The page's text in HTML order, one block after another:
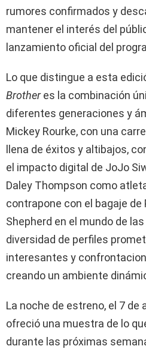
rumores confirmados y
mantener el interés del
lanzamiento oficial del
Lo que distingue a esta
Brotheres la combinación
diferentes generaciones y
Mickey Rourke, con una
llena de éxitos y altibajos,
el impacto digital de JoJo
Daley Thompson como
contrapone con el bagaje de
Shepherd en el mundo de
diversidad de perfiles
interesantes y
creando un ambiente
La noche de estreno, el 7 de
ofreció una muestra de lo
durante las próximas